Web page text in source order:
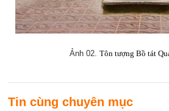
Ảnh 02. Tôn tượng Bồ tát
Tin cùng chuyên mục